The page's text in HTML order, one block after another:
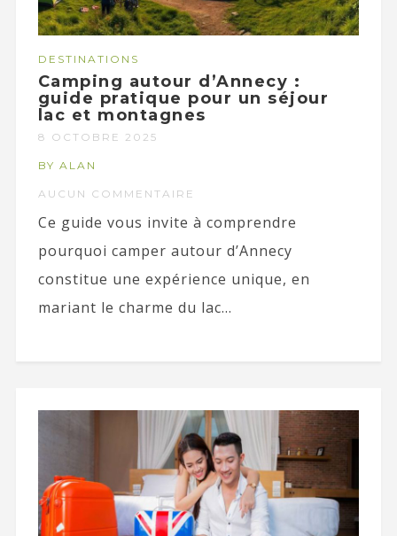
DESTINATIONS
Camping autour d’Annecy :
guide pratique pour un séjour
lac et montagnes
8 OCTOBRE 2025
BY ALAN
AUCUN COMMENTAIRE
Ce guide vous invite à comprendre
pourquoi camper autour d’Annecy
constitue une expérience unique, en
mariant le charme du lac...